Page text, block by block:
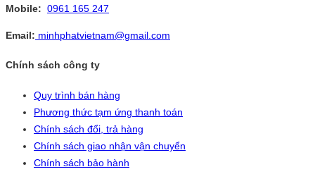
Mobile: 0961 165 247
Email: minhphatvietnam@gmail.com
Chính sách công ty
Quy trình bán hàng
Phương thức tạm ứng thanh toán
Chính sách đổi, trả hàng
Chính sách giao nhận vận chuyển
Chính sách bảo hành